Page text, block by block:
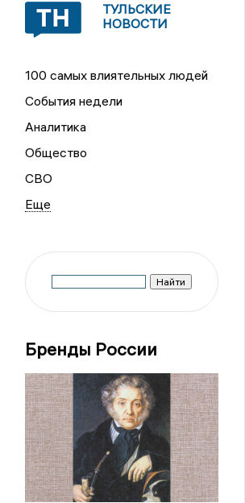
ТУЛЬСКИЕ
НОВОСТИ
100 самых влиятельных людей
События недели
Аналитика
Общество
СВО
Бренды России